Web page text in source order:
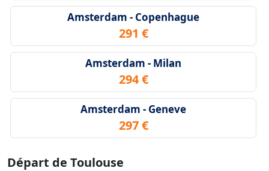
Amsterdam - Copenhague
291 €
Amsterdam - Milan
294 €
Amsterdam - Geneve
297 €
Départ de Toulouse